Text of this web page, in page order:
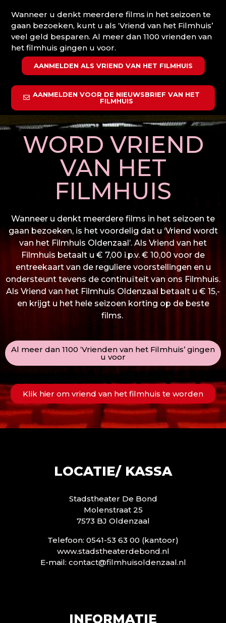
Wanneer u denkt meerdere films in het seizoen te
gaan bezoeken, kunt u als ‘Vriend van het Filmhuis’
veel geld besparen. Al meer dan 1100 vrienden van
het filmhuis gingen u voor.
AANMELDEN ALS VRIEND VAN HET FILMHUIS
AANMELDEN VOOR DE NIEUWSBRIEF VAN HET
FILMHUIS
WORD VRIEND
VAN HET
FILMHUIS
Wanneer u denkt meerdere films in het seizoen te
gaan bezoeken, is het voordelig dat u ‘Vriend wordt
van het Filmhuis Oldenzaal’. Als Vriend van het
Filmhuis betaalt u € 7,00 i.p.v. € 10,00 voor de
entreekaart van de reguliere voorstellingen en u
ondersteunt tevens de continuïteit van ons Filmhuis.
Als Vriend van het Filmhuis Oldenzaal betaalt u € 15,-
en krijgt u het hele seizoen korting op de beste
films.
Al meer dan 1100 ‘Vrienden van het Filmhuis’ gingen
u voor
Klik hier om vriend van het filmhuis te worden
LOCATIE/ KASSA
Stadstheater De Bond
Molenstraat 25
7573 BJ Oldenzaal
Telefoon: 0541-53 63 00 (kantoor)
www.stadstheaterdebond.nl
E-mail: contact@filmhuisoldenzaal.nl
INFORMATIE